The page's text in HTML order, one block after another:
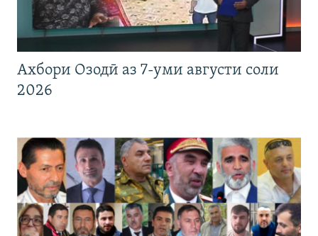
Ахбори Озодӣ аз 7-уми августи соли
2026